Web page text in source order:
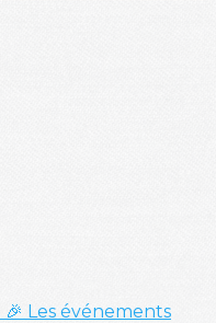
🎉 Les événements